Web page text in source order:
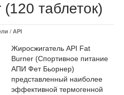
таблеток)
/ API
Жиросжигатель API Fat
Burner (Спортивное питание
АПИ Фет Бьорнер)
представленный наиболее
эффективной термогенной